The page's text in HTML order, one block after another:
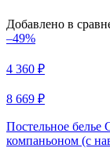
Добавлено в
–49%
4 360 ₽
8 669 ₽
Постельное
компаньоном (с